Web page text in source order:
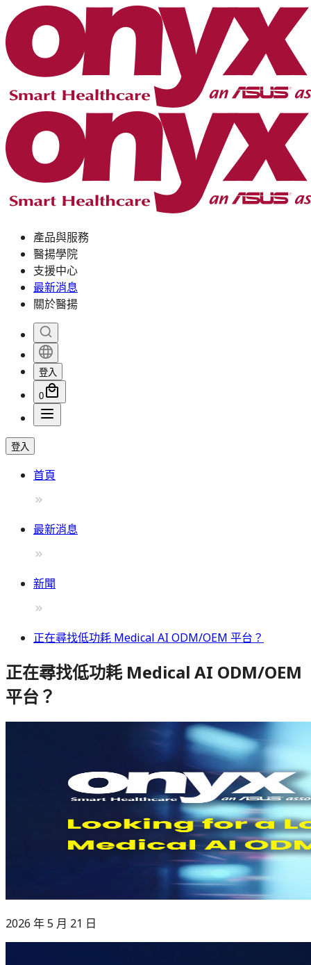
產品與服務
醫揚學院
支援中心
最新消息
關於醫揚
登入
0
登入
首頁
最新消息
新聞
正在尋找低功耗 Medical AI ODM/OEM 平台？
正在尋找低功耗 Medical AI ODM/OEM
平台？
2026 年 5 月 21 日